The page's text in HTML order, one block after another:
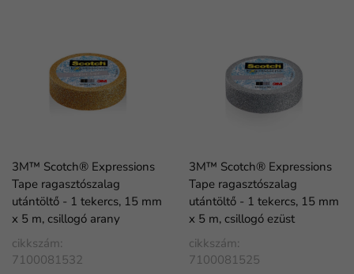
3M™ Scotch® Expressions
Tape ragasztószalag
utántöltő - 1 tekercs, 15 mm
x 5 m, csillogó arany
cikkszám:
7100081532
3M™ Scotch® Expressions
Tape ragasztószalag
utántöltő - 1 tekercs, 15 mm
x 5 m, csillogó ezüst
cikkszám:
7100081525